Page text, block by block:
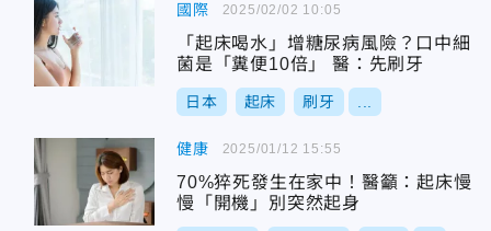
國際
「起床喝水」增糖尿病風險？口中細
菌是「糞便10倍」 醫：先刷牙
日本 起床 刷牙
2025/02/02 10:05
健康
70%猝死發生在家中！醫籲：起床慢
慢「開機」別突然起身
2025/01/12 15:55